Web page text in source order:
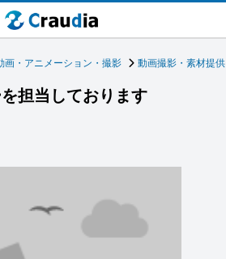
画・アニメーション・撮影 動画撮影・素材提供
担当しております